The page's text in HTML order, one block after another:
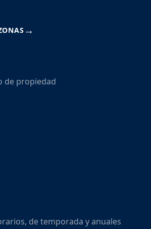
→
de propiedad
de temporada y anuales